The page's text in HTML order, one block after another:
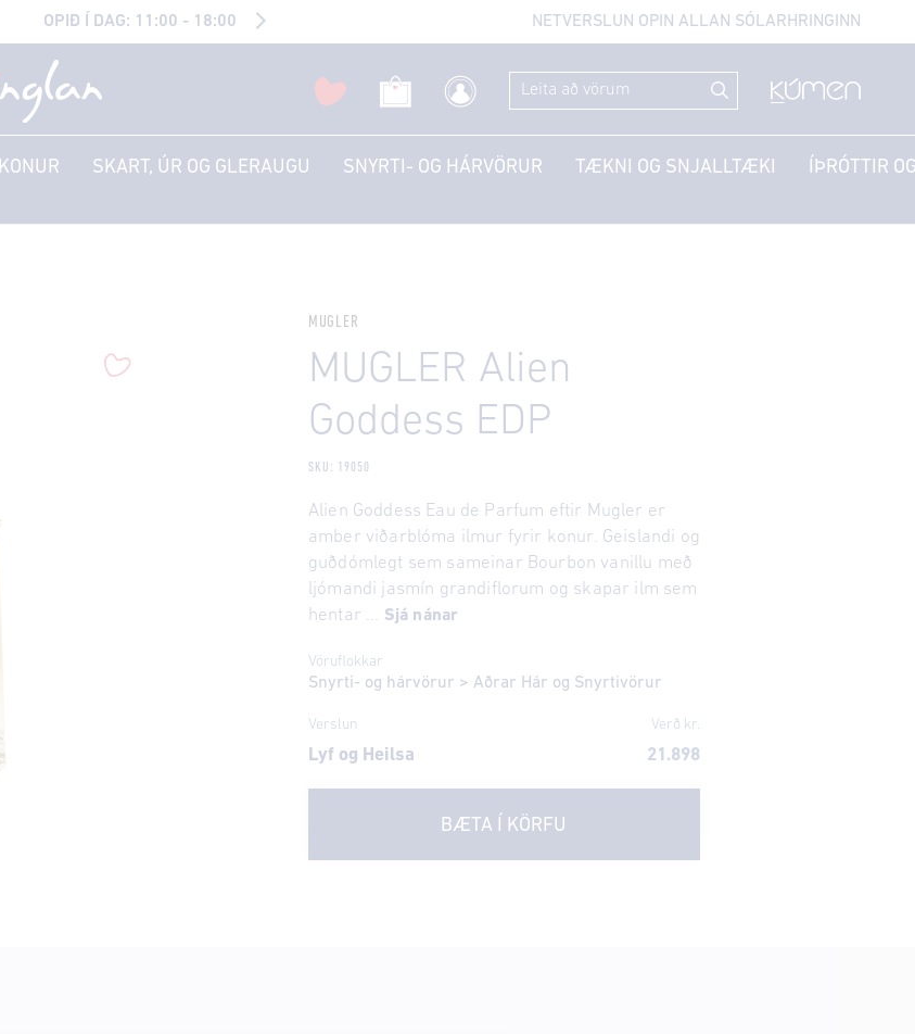
OPIÐ Í DAG: 11:00 - 18:00 NETVERSLUN OPIN ALLAN SÓLARHRINGINN
KONUR SKART, ÚR OG GLERAUGU SNYRTI- OG HÁRVÖRUR TÆKNI OG SNJALLTÆKI ÍÞRÓTTIR
MUGLER
MUGLER Alien
Goddess EDP
SKU: 19050
Alien Goddess Eau de Parfum eftir Mugler er
amber viðarblóma ilmur fyrir konur. Geislandi og
guðdómlegt sem sameinar Bourbon vanillu með
ljómandi jasmín grandiflorum og skapar ilm sem
hentar ... Sjá nánar
Vöruflokkar
Snyrti- og hárvörur > Aðrar Hár og Snyrtivörur
Verslun Verð kr.
Lyf og Heilsa 21.898
BÆTA Í KÖRFU